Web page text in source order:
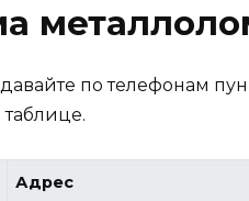
по телефонам
Адрес